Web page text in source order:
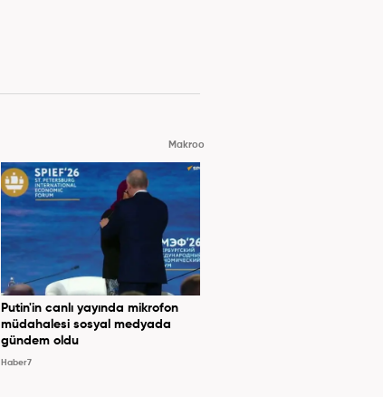
Makroo
Putin'in canlı yayında mikrofon
müdahalesi sosyal medyada
gündem oldu
Haber7